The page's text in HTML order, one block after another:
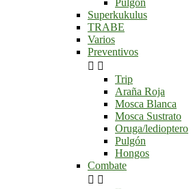
Superkukulus
TRABE
Varios
Preventivos
 
Trip
Araña Roja
Mosca Blanca
Mosca Sustrato
Oruga/ledioptero
Pulgón
Hongos
Combate
 